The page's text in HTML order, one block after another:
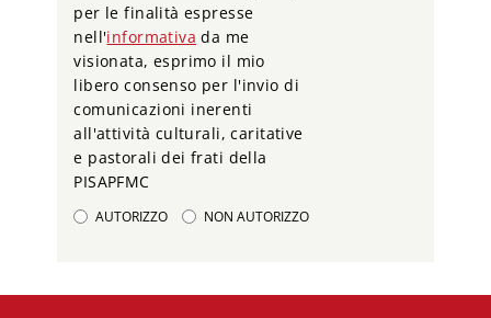
per le finalità espresse
nell'informativa da me
visionata, esprimo il mio
libero consenso per l'invio di
comunicazioni inerenti
all'attività culturali, caritative
e pastorali dei frati della
PISAPFMC
AUTORIZZO NON AUTORIZZO